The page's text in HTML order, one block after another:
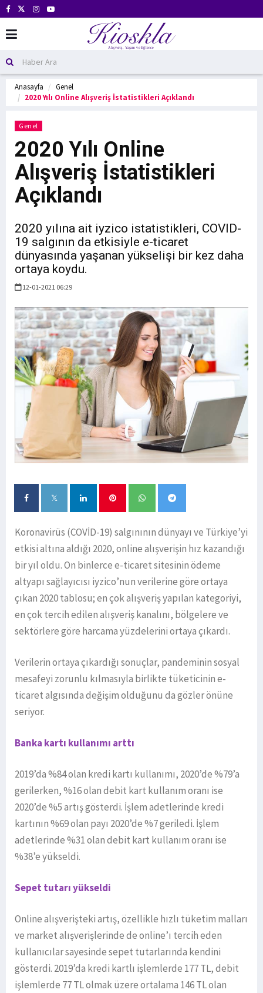
Anasayfa
Genel
2020 Yılı Online Alışveriş İstatistikleri Açıklandı
Genel
2020 Yılı Online
Alışveriş İstatistikleri
Açıklandı
2020 yılına ait iyzico istatistikleri, COVID-
19 salgının da etkisiyle e-ticaret
dünyasında yaşanan yükselişi bir kez daha
ortaya koydu.
12-01-2021 06:29
Koronavirüs (COVİD-19) salgınının dünyayı ve Türkiye’yi
etkisi altına aldığı 2020, online alışverişin hız kazandığı
bir yıl oldu. On binlerce e-ticaret sitesinin ödeme
altyapı sağlayıcısı iyzico’nun verilerine göre ortaya
çıkan 2020 tablosu; en çok alışveriş yapılan kategoriyi,
en çok tercih edilen alışveriş kanalını, bölgelere ve
sektörlere göre harcama yüzdelerini ortaya çıkardı.
Verilerin ortaya çıkardığı sonuçlar, pandeminin sosyal
mesafeyi zorunlu kılmasıyla birlikte tüketicinin e-
ticaret algısında değişim olduğunu da gözler önüne
seriyor.
Banka kartı kullanımı arttı
2019’da %84 olan kredi kartı kullanımı, 2020’de %79’a
gerilerken, %16 olan debit kart kullanım oranı ise
2020’de %5 artış gösterdi. İşlem adetlerinde kredi
kartının %69 olan payı 2020’de %7 geriledi. İşlem
adetlerinde %31 olan debit kart kullanım oranı ise
%38’e yükseldi.
Sepet tutarı yükseldi
Online alışverişteki artış, özellikle hızlı tüketim malları
ve market alışverişlerinde de online’ı tercih eden
kullanıcılar sayesinde sepet tutarlarında kendini
gösterdi. 2019’da kredi kartlı işlemlerde 177 TL, debit
işlemlerde 77 TL olmak üzere ortalama 146 TL olan